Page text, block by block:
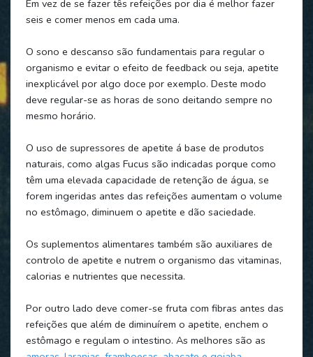
Em vez de se fazer tês refeições por dia é melhor fazer
seis e comer menos em cada uma.
O sono e descanso são fundamentais para regular o
organismo e evitar o efeito de feedback ou seja, apetite
inexplicável por algo doce por exemplo. Deste modo
deve regular-se as horas de sono deitando sempre no
mesmo horário.
O uso de supressores de apetite á base de produtos
naturais, como algas Fucus são indicadas porque como
têm uma elevada capacidade de retenção de água, se
forem ingeridas antes das refeições aumentam o volume
no estômago, diminuem o apetite e dão saciedade.
Os suplementos alimentares também são auxiliares de
controlo de apetite e nutrem o organismo das vitaminas,
calorias e nutrientes que necessita.
Por outro lado deve comer-se fruta com fibras antes das
refeições que além de diminuírem o apetite, enchem o
estômago e regulam o intestino. As melhores são as